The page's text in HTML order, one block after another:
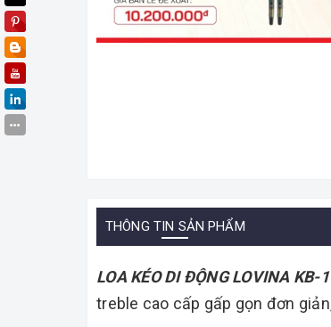
THÔNG TIN SẢN PHẨM
LOA KÉO DI ĐỘNG LOVINA KB-
treble cao cấp gấp gọn đơn